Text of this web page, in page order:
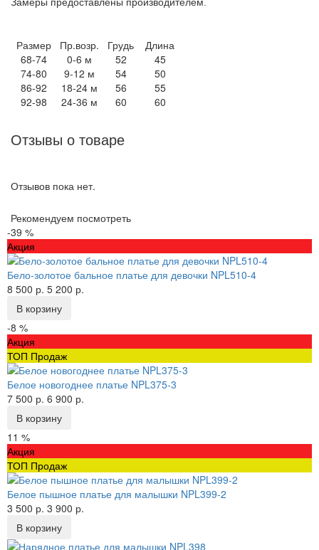
Размер Пр.возр. Грудь
Длина
68-74
0-6 м 52
45
74-80
9-12 м 54
50
86-92
18-24 м 56
55
92-98
24-36 м 60 60
Отзывы о товаре
Отзывов пока нет.
Рекомендуем посмотреть
-39 %
Акция
Бело-золотое бальное платье для девочки NPL510-4
8 500 р. 5 200 р.
В корзину
-8 %
Акция
ТОП Продаж
Белое новогоднее платье NPL375-3
7 500 р. 6 900 р.
В корзину
11 %
Акция
ТОП Продаж
Белое пышное платье для малышки NPL399-2
3 500 р. 3 900 р.
В корзину